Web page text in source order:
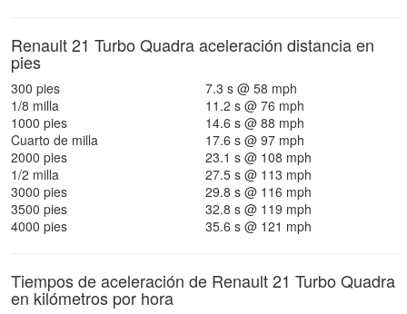
Renault 21 Turbo Quadra aceleración distancia en
pies
300 pies
7.3 s @ 58 mph
1/8 milla
11.2 s @ 76 mph
1000 pies
14.6 s @ 88 mph
Cuarto de milla
17.6 s @ 97 mph
2000 pies
23.1 s @ 108 mph
1/2 milla
27.5 s @ 113 mph
3000 pies
29.8 s @ 116 mph
3500 pies
32.8 s @ 119 mph
4000 pies
35.6 s @ 121 mph
Tiempos de aceleración de Renault 21 Turbo Quadra
en kilómetros por hora